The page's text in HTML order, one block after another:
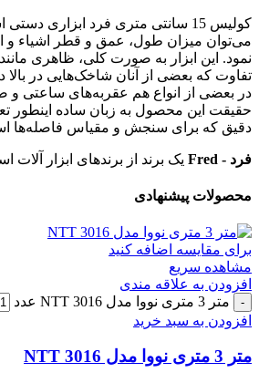
کولیس 15 سانتی متری فرد ابزاری
می‌توان میزان طول، عمق و قطر اشیاء و
نمود. این ابزار به صورت کلی، ظاهری
تفاوت که بعضی از آنان شاخک‌هایی در بالا
در بعضی از انواع هم عقربه‌های ساعتی و
حقیقت این محصول به زبان ساده اینطور
دقیق که برای سنجش و مقیاس فاصله‌ها
فرد - Fred یک برند از برندهای ابزار آلات
محصولات پیشنهادی
برای مقایسه اضافه کنید
مشاهده سریع
افزودن به علاقه مندی
متر 3 متری نووا مدل NTT 3016 عدد
افزودن به سبد خرید
متر 3 متری نووا مدل NTT 3016